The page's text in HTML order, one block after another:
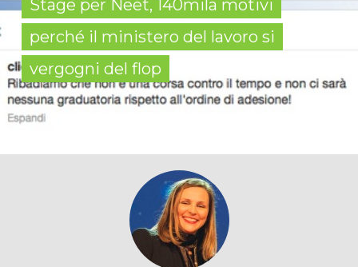
Stage per Neet, 140mila motivi
perché il ministero del lavoro si
vergogni del flop